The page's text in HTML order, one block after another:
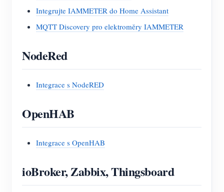
Integrujte IAMMETER do Home Assistant
MQTT Discovery pro elektroměry IAMMETER
NodeRed
Integrace s NodeRED
OpenHAB
Integrace s OpenHAB
ioBroker, Zabbix, Thingsboard